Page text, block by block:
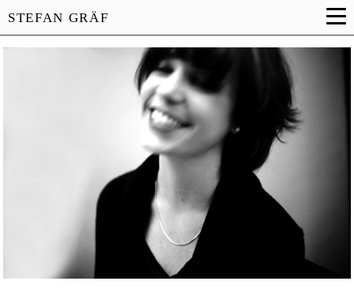
STEFAN GRÄF